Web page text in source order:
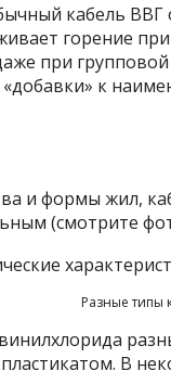
кабель
горение
при
к
и формы жил,
(смотрите
Разные типы
В